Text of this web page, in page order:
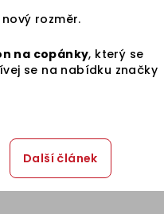
rozměr.
na copánky, který se
se na nabídku značky
Další článek